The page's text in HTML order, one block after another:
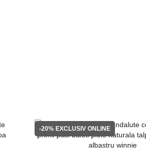
-20%EXCLUSIV ONLINE